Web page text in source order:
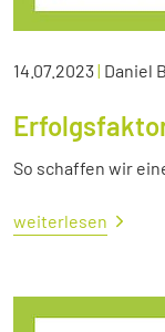
14.07.2023| Daniel
So schaffen wir
weiterlesen